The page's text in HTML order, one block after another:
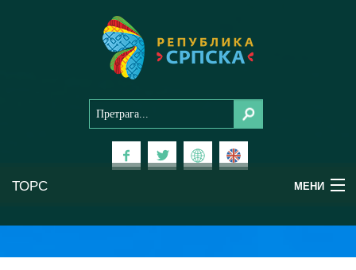
ТОРС МЕНИ